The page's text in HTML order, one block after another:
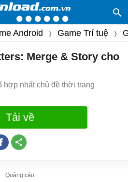
Android Game Trí tuệ
Merge & Story cho
hợp nhất chủ đề thời trang
Tải về